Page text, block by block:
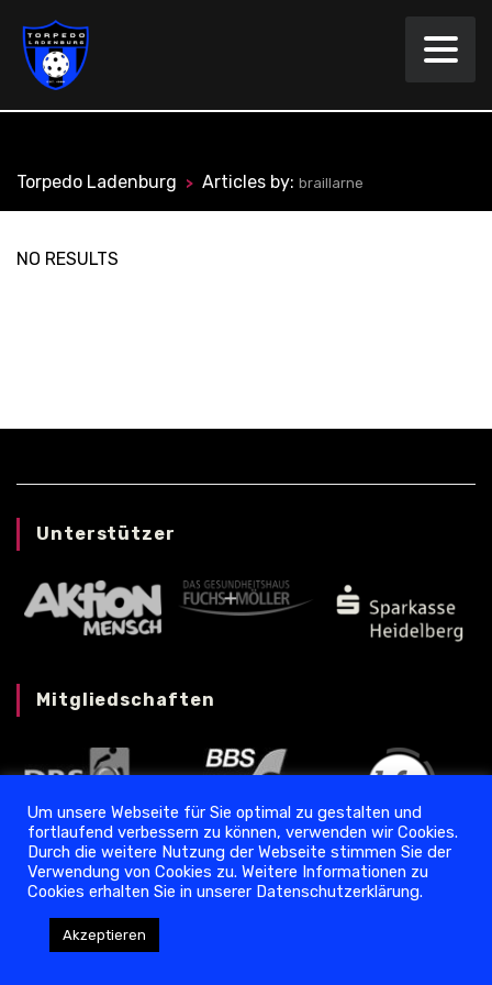
Torpedo Ladenburg > Articles by:braillarne
NO RESULTS
Unterstützer
Mitgliedschaften
Datenschutz ❘ Impressum
Copyright © 2024 Torpedo Ladenburg
Um unsere Webseite für Sie optimal zu gestalten und
fortlaufend verbessern zu können, verwenden wir Cookies.
Durch die weitere Nutzung der Webseite stimmen Sie der
Verwendung von Cookies zu. Weitere Informationen zu
Cookies erhalten Sie in unserer Datenschutzerklärung.
Akzeptieren